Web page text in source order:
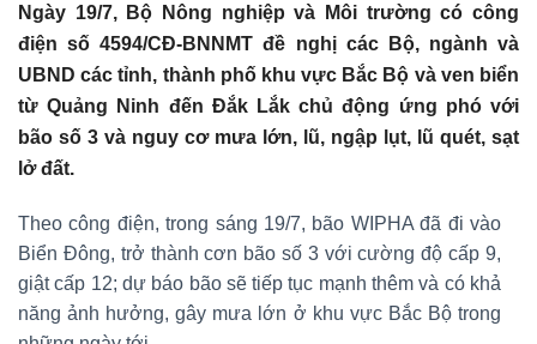
Ngày 19/7, Bộ Nông nghiệp và Môi trường có công
điện số 4594/CĐ-BNNMT đề nghị các Bộ, ngành và
UBND các tỉnh, thành phố khu vực Bắc Bộ và ven biển
từ Quảng Ninh đến Đắk Lắk chủ động ứng phó với
bão số 3 và nguy cơ mưa lớn, lũ, ngập lụt, lũ quét, sạt
lở đất.
Theo công điện, trong sáng 19/7, bão WIPHA đã đi vào
Biển Đông, trở thành cơn bão số 3 với cường độ cấp 9,
giật cấp 12; dự báo bão sẽ tiếp tục mạnh thêm và có khả
năng ảnh hưởng, gây mưa lớn ở khu vực Bắc Bộ trong